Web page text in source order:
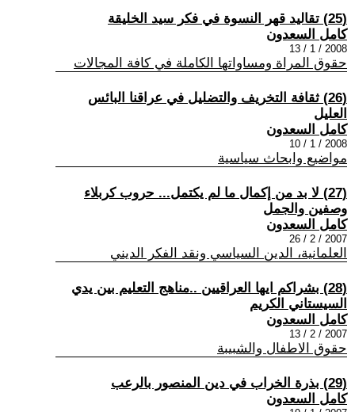
(25) تقاليد قهر النسوة في فكر سيد الخليقة
كامل السعدون
2008 / 1 / 13
حقوق المراة ومساواتها الكاملة في كافة المجالات
(26) ثقافة التخريف والتضليل في عراقنا البائس
العليل
كامل السعدون
2008 / 1 / 10
مواضيع وابحاث سياسية
(27) لا بد من إكمال ما لم يكتمل... حروب كربلاء
وصفين والجمل
كامل السعدون
2007 / 2 / 26
العلمانية، الدين السياسي ونقد الفكر الديني
(28) بشراكم ايها العراقيين ..مناهج التعليم بين يدي
السيستاني الكريم
كامل السعدون
2007 / 2 / 13
حقوق الاطفال والشبيبة
(29) بذرة الخراب في دين المنصور بالرعب
كامل السعدون